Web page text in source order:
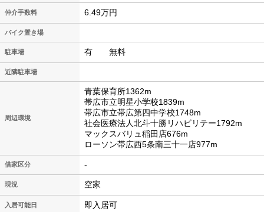
仲介手数料 6.49万円
バイク置き場
駐車場 有 無料
近隣駐車場
周辺環境
青葉保育所1362m
帯広市立明星小学校1839m
帯広市立帯広第四中学校1748m
社会医療法人北斗十勝リハビリテー1792m
マックスバリュ稲田店676m
ローソン帯広西5条南三十一店977m
借家区分 -
現況 空家
入居可能日 即入居可